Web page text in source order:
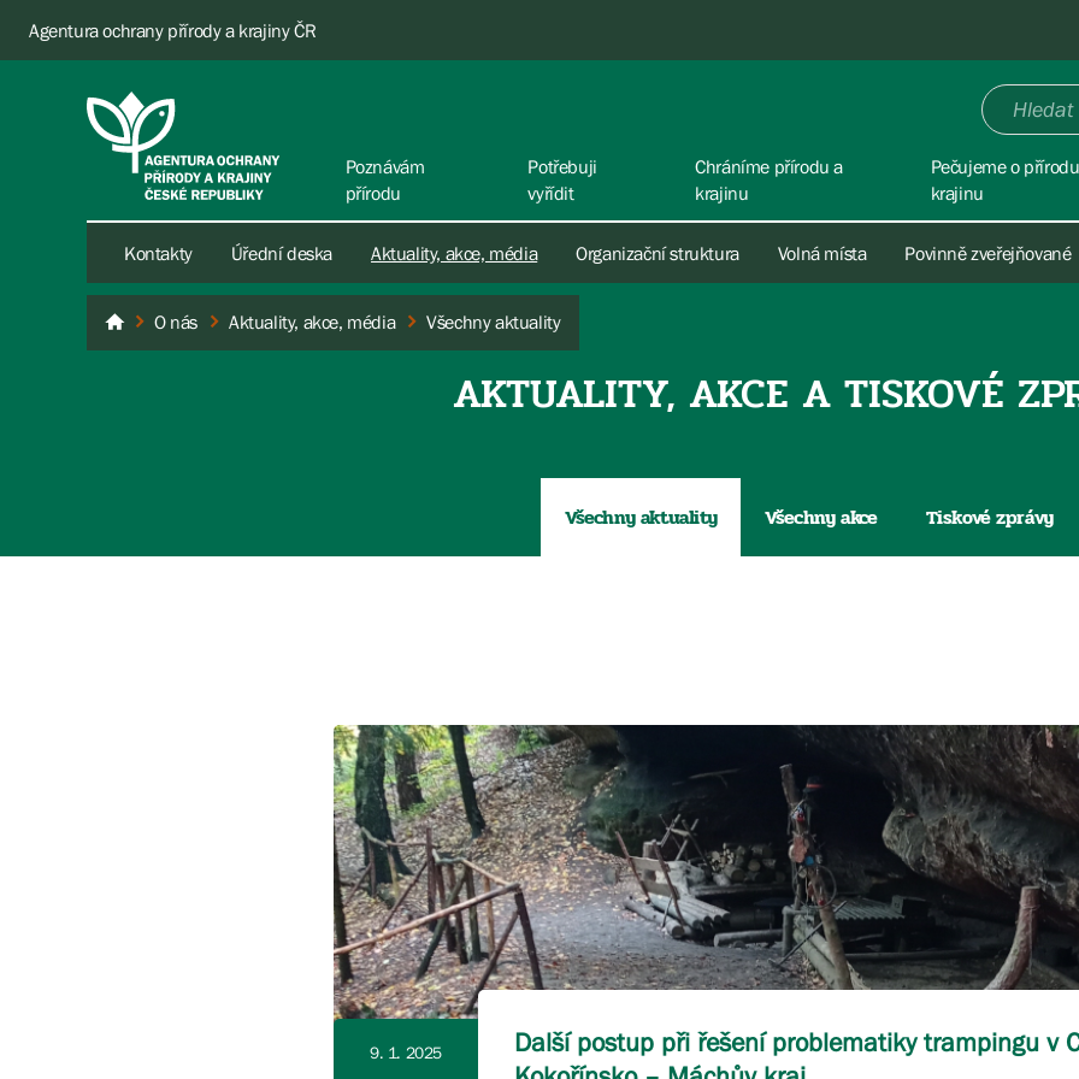
Agentura ochrany přírody a krajiny ČR
Poznávám
přírodu
Potřebuji
vyřídit
Chráníme přírodu a
krajinu
Pečujeme o
krajinu
Kontakty Úřední deska Aktuality, akce, média Organizační struktura Volná místa Povinně zveřejňované
AOPK ČR
O nás Aktuality, akce, média Všechny aktuality
AKTUALITY, AKCE A TISKOVÉ
Všechny aktuality Všechny akce Tiskové zprávy
9. 1. 2025
Další postup při řešení problematiky trampingu v